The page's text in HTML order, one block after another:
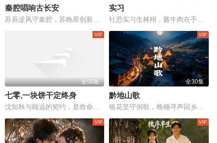
秦腔唱响古长安 实习
全50集
七零,一块饼干定终身
全30集
黔地山歌